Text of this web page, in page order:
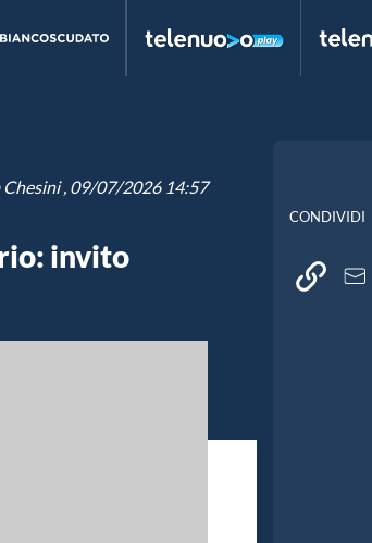
, 09/07/2026 14:57
invito
CONDIVIDI